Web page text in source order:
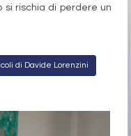
si rischia di perdere un
di Davide Lorenzini